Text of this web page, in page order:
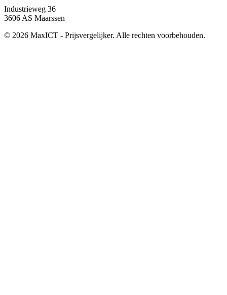
Industrieweg 36
3606 AS Maarssen
© 2026 MaxICT - Prijsvergelijker. Alle rechten voorbehouden.